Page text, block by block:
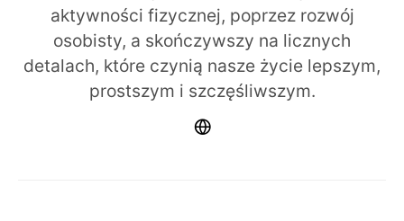
aktywności fizycznej, poprzez rozwój
osobisty, a skończywszy na licznych
detalach, które czynią nasze życie lepszym,
prostszym i szczęśliwszym.